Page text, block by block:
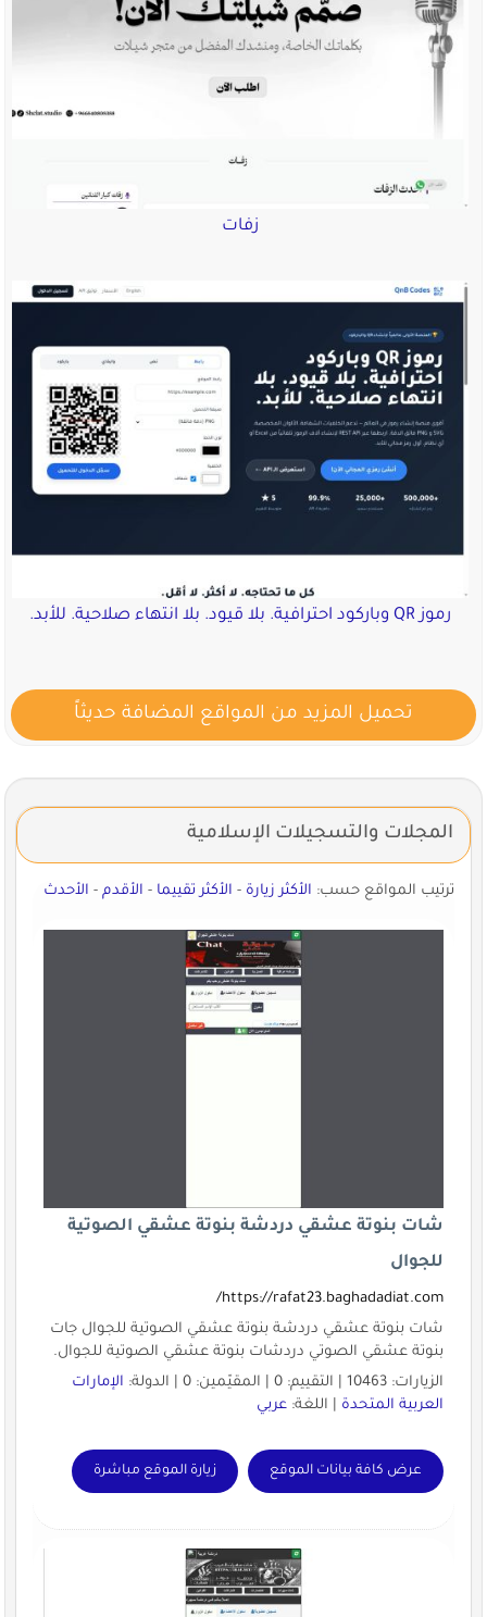
زفات
رموز QR وباركود احترافية. بلا قيود. بلا انتهاء صلاحية. للأبد.
تحميل المزيد من المواقع المضافة حديثاً
المجلات والتسجيلات الإسلامية
ترتيب المواقع حسب: الأكثر زيارة-الأكثر تقييما-الأقدم-الأحدث
شات بنوتة عشقي دردشة بنوتة عشقي الصوتية
للجوال
https://rafat23.baghadadiat.com/
شات بنوتة عشقي دردشة بنوتة عشقي الصوتية للجوال جات
بنوتة عشقي الصوتي دردشات بنوتة عشقي الصوتية للجوال.
الزيارات: 10463 | التقييم: 0 | المقيّمين: 0 | الدولة:
الإمارات
العربية المتحدة| اللغة: عربي
عرض كافة بيانات الموقع زيارة الموقع مباشرة